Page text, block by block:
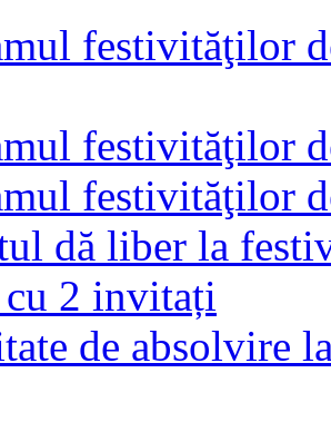
festivităţilor
festivităţilor
festivităţilor
dă liber la
2 invitați
de absolvire